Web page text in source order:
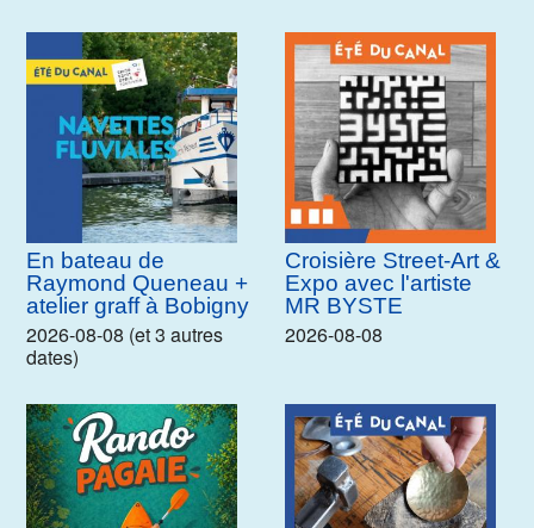
En bateau de
Raymond Queneau +
atelier graff à Bobigny
2026-08-08 (et 3 autres
dates)
Croisière Street-Art &
Expo avec l'artiste
MR BYSTE
2026-08-08